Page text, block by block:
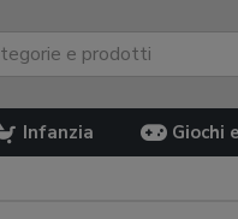
Infanzia Giochi